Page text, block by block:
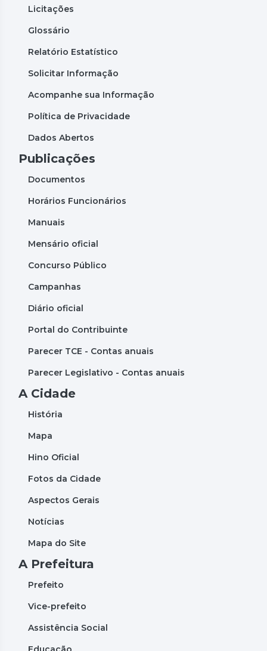
Licitações
Glossário
Relatório Estatístico
Solicitar Informação
Acompanhe sua Informação
Política de Privacidade
Dados Abertos
Publicações
Documentos
Horários Funcionários
Manuais
Mensário oficial
Concurso Público
Campanhas
Diário oficial
Portal do Contribuinte
Parecer TCE - Contas anuais
Parecer Legislativo - Contas anuais
A Cidade
História
Mapa
Hino Oficial
Fotos da Cidade
Aspectos Gerais
Notícias
Mapa do Site
A Prefeitura
Prefeito
Vice-prefeito
Assistência Social